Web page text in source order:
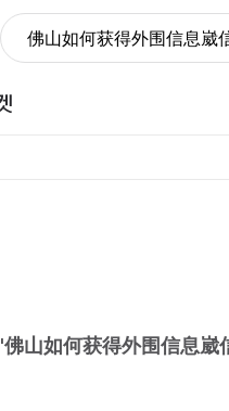
佛山如何获得外围信息崴
'佛山如何获得外围信息